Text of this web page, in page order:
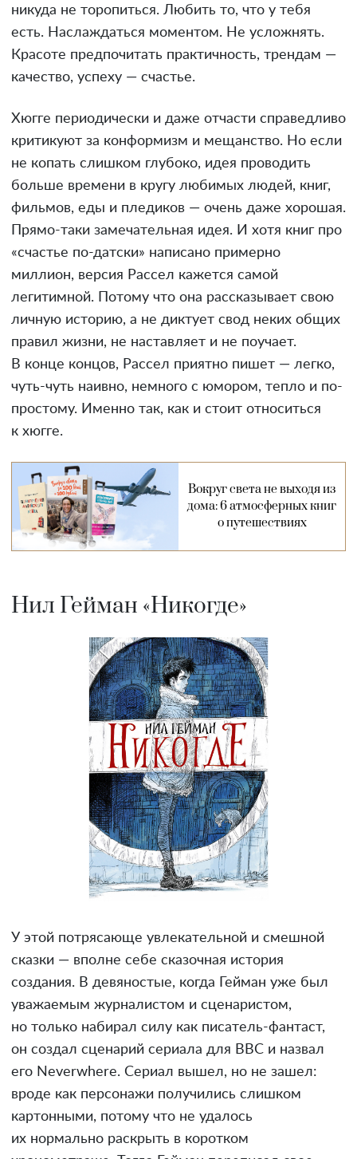
никуда не торопиться. Любить то, что у тебя
есть. Наслаждаться моментом. Не усложнять.
Красоте предпочитать практичность, трендам —
качество, успеху — счастье.
Хюгге периодически и даже отчасти справедливо
критикуют за конформизм и мещанство. Но если
не копать слишком глубоко, идея проводить
больше времени в кругу любимых людей, книг,
фильмов, еды и пледиков — очень даже хорошая.
Прямо-таки замечательная идея. И хотя книг про
«счастье по-датски» написано примерно
миллион, версия Рассел кажется самой
легитимной. Потому что она рассказывает свою
личную историю, а не диктует свод неких общих
правил жизни, не наставляет и не поучает.
В конце концов, Рассел приятно пишет — легко,
чуть-чуть наивно, немного с юмором, тепло и по-
простому. Именно так, как и стоит относиться
к хюгге.
Вокруг света не выходя из
дома: 6 атмосферных книг
о путешествиях
Нил Гейман «Никогде»
У этой потрясающе увлекательной и смешной
сказки — вполне себе сказочная история
создания. В девяностые, когда Гейман уже был
уважаемым журналистом и сценаристом,
но только набирал силу как писатель-фантаст,
он создал сценарий сериала для BBC и назвал
его Neverwhere. Сериал вышел, но не зашел:
вроде как персонажи получились слишком
картонными, потому что не удалось
их нормально раскрыть в коротком